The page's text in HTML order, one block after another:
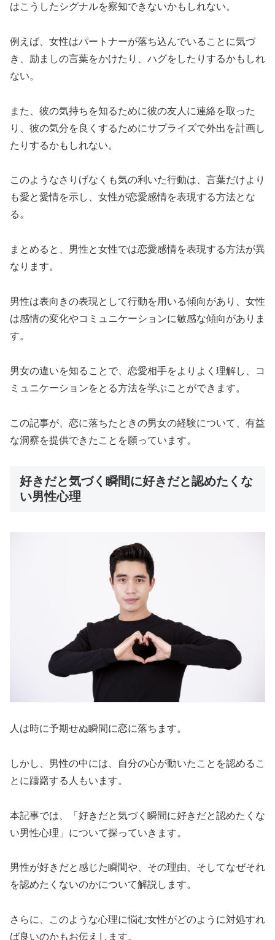
はこうしたシグナルを察知できないかもしれない。
例えば、女性はパートナーが落ち込んでいることに気づ
き、励ましの言葉をかけたり、ハグをしたりするかもしれ
ない。
また、彼の気持ちを知るために彼の友人に連絡を取った
り、彼の気分を良くするためにサプライズで外出を計画し
たりするかもしれない。
このようなさりげなくも気の利いた行動は、言葉だけより
も愛と愛情を示し、女性が恋愛感情を表現する方法とな
る。
まとめると、男性と女性では恋愛感情を表現する方法が異
なります。
男性は表向きの表現として行動を用いる傾向があり、女性
は感情の変化やコミュニケーションに敏感な傾向がありま
す。
男女の違いを知ることで、恋愛相手をよりよく理解し、コ
ミュニケーションをとる方法を学ぶことができます。
この記事が、恋に落ちたときの男女の経験について、有益
な洞察を提供できたことを願っています。
好きだと気づく瞬間に好きだと認めたくな
い男性心理
人は時に予期せぬ瞬間に恋に落ちます。
しかし、男性の中には、自分の心が動いたことを認めるこ
とに躊躇する人もいます。
本記事では、「好きだと気づく瞬間に好きだと認めたくな
い男性心理」について探っていきます。
男性が好きだと感じた瞬間や、その理由、そしてなぜそれ
を認めたくないのかについて解説します。
さらに、このような心理に悩む女性がどのように対処すれ
ば良いのかもお伝えします。